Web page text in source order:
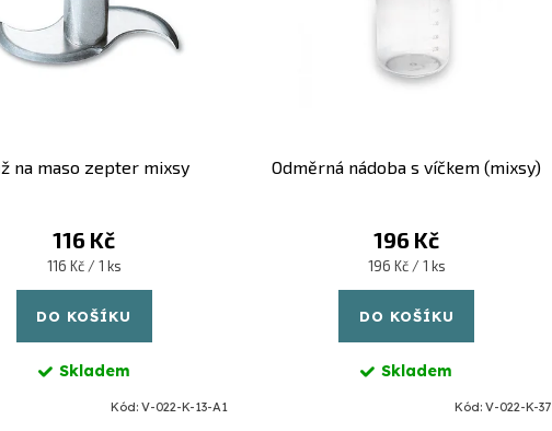
na maso zepter mixsy
116 Kč
Měrná
cena:
116 Kč / 1 ks
DO KOŠÍKU
Skladem
Kód: V-022-K-13-A1
Odměrná nádoba s víčkem (mixsy)
196 Kč
Měrná
cena:
196 Kč / 1 ks
DO KOŠÍKU
Skladem
Kód: V-022-K-37